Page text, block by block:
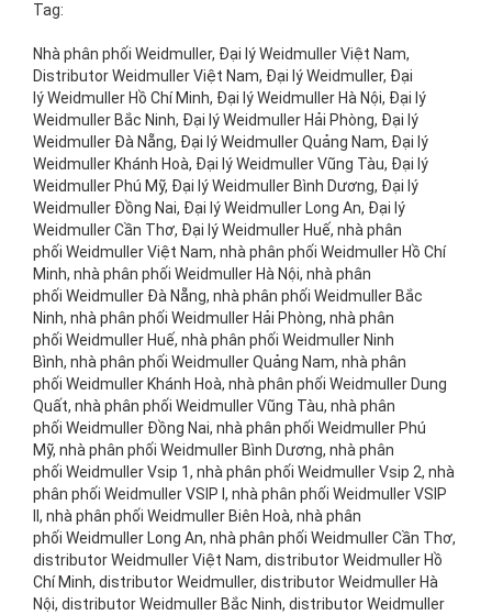
Tag:
Nhà phân phối Weidmuller, Đại lý Weidmuller Việt Nam,
Distributor Weidmuller Việt Nam, Đại lý Weidmuller, Đại
lý Weidmuller Hồ Chí Minh, Đại lý Weidmuller Hà Nội, Đại lý
Weidmuller Bắc Ninh, Đại lý Weidmuller Hải Phòng, Đại lý
Weidmuller Đà Nẵng, Đại lý Weidmuller Quảng Nam, Đại lý
Weidmuller Khánh Hoà, Đại lý Weidmuller Vũng Tàu, Đại lý
Weidmuller Phú Mỹ, Đại lý Weidmuller Bình Dương, Đại lý
Weidmuller Đồng Nai, Đại lý Weidmuller Long An, Đại lý
Weidmuller Cần Thơ, Đại lý Weidmuller Huế, nhà phân
phối Weidmuller Việt Nam, nhà phân phối Weidmuller Hồ Chí
Minh, nhà phân phối Weidmuller Hà Nội, nhà phân
phối Weidmuller Đà Nẵng, nhà phân phối Weidmuller Bắc
Ninh, nhà phân phối Weidmuller Hải Phòng, nhà phân
phối Weidmuller Huế, nhà phân phối Weidmuller Ninh
Bình, nhà phân phối Weidmuller Quảng Nam, nhà phân
phối Weidmuller Khánh Hoà, nhà phân phối Weidmuller Dung
Quất, nhà phân phối Weidmuller Vũng Tàu, nhà phân
phối Weidmuller Đồng Nai, nhà phân phối Weidmuller Phú
Mỹ, nhà phân phối Weidmuller Bình Dương, nhà phân
phối Weidmuller Vsip 1, nhà phân phối Weidmuller Vsip 2, nhà
phân phối Weidmuller VSIP I, nhà phân phối Weidmuller VSIP
II, nhà phân phối Weidmuller Biên Hoà, nhà phân
phối Weidmuller Long An, nhà phân phối Weidmuller Cần Thơ,
distributor Weidmuller Việt Nam, distributor Weidmuller Hồ
Chí Minh, distributor Weidmuller, distributor Weidmuller Hà
Nội, distributor Weidmuller Bắc Ninh, distributor Weidmuller